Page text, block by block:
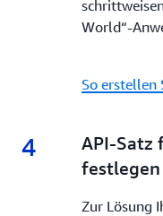
World“-
So erstellen
4 4.
API-Satz
festlegen
Zur Lösung